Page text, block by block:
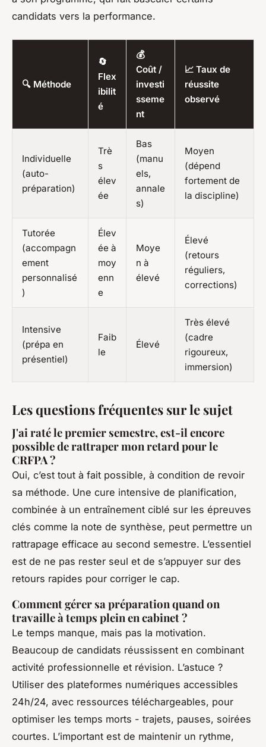
candidats vers la performance.
🔍 Méthode
🔄
Flex
ibilit
é
💰
Coût /
investi
sseme
nt
📈 Taux de
réussite
observé
Individuelle
(auto-
préparation)
Trè
s
élev
ée
Bas
(manu
els,
annale
s)
Moyen
(dépend
fortement de
la discipline)
Tutorée
(accompagn
ement
personnalisé
)
Élev
ée à
moy
enn
e
Moye
n à
élevé
Élevé
(retours
réguliers,
corrections)
Intensive
(prépa en
présentiel)
Faib
le
Élevé
Très élevé
(cadre
rigoureux,
immersion)
Les questions fréquentes sur le sujet
J'ai raté le premier semestre, est-il encore
possible de rattraper mon retard pour le
CRFPA ?
Oui, c’est tout à fait possible, à condition de revoir
sa méthode. Une cure intensive de planification,
combinée à un entraînement ciblé sur les épreuves
clés comme la note de synthèse, peut permettre un
rattrapage efficace au second semestre. L’essentiel
est de ne pas rester seul et de s’appuyer sur des
retours rapides pour corriger le cap.
Comment gérer sa préparation quand on
travaille à temps plein en cabinet ?
Le temps manque, mais pas la motivation.
Beaucoup de candidats réussissent en combinant
activité professionnelle et révision. L’astuce ?
Utiliser des plateformes numériques accessibles
24h/24, avec ressources téléchargeables, pour
optimiser les temps morts - trajets, pauses, soirées
courtes. L’important est de maintenir un rythme,